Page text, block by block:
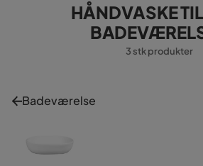
HÅNDVASKE
3 stk produkter
Badeværelse